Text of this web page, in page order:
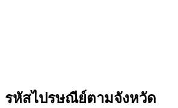
รหัสไปรษณีย์ตามจังหวัด